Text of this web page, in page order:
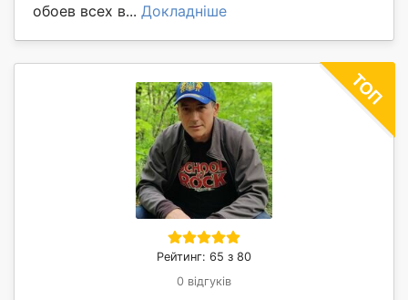
обоев всех в... Докладніше
Рейтинг: 65 з 80
0 відгуків